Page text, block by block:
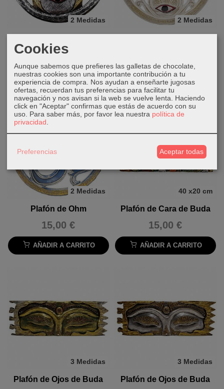
2 Medidas
15,00 €
AÑADIR A CARRITO
2 Medidas
AÑADIR A CARRITO
2 Medidas
Plafón de Ohm
15,00 €
AÑADIR A CARRITO
40 x20 cm
Plafón de Cara de Buda
15,00 €
AÑADIR A CARRITO
3 Medidas
Plafón de Ojos de Buda
3 Medidas
Plafón de Ojos de Buda
Cookies
Aunque sabemos que prefieres las galletas de chocolate,
nuestras cookies son una importante contribución a tu
experiencia de compra. Nos ayudan a enseñarte jugosas
ofertas, recuerdan tus preferencias para facilitar tu
navegación y nos avisan si la web se vuelve lenta. Haciendo
click en "Aceptar" confirmas que estás de acuerdo con su
uso. Para saber más, por favor lea nuestra política de
privacidad
Preferencias Aceptar todas